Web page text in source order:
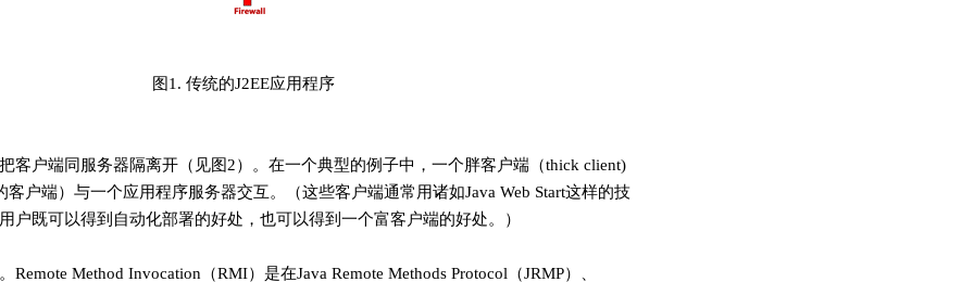
图1. 传统的J2EE应用程序
客户端同服务器隔离开（见图2）。在一个典型的例子中，一个胖客户端（thick client)
客户端）与一个应用程序服务器交互。（这些客户端通常用诸如Java Web Start这样的技
户既可以得到自动化部署的好处，也可以得到一个富客户端的好处。）
Remote Method Invocation（RMI）是在Java Remote Methods Protocol（JRMP）、